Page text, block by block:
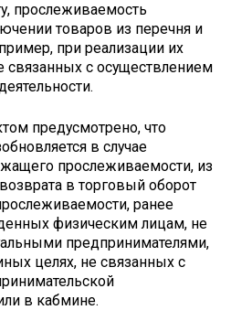
прослеживаемость
товаров из перечня и
при реализации их
связанных с осуществлением
предусмотрено, что
в случае
прослеживаемости, из
в торговый оборот
ранее
физическим лицам, не
предпринимателями,
целях, не связанных с
в кабмине.